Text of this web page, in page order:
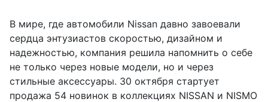
В мире, где автомобили Nissan давно завоевали
сердца энтузиастов скоростью, дизайном и
надежностью, компания решила напомнить о себе
не только через новые модели, но и через
стильные аксессуары. 30 октября стартует
продажа 54 новинок в коллекциях NISSAN и NISMO